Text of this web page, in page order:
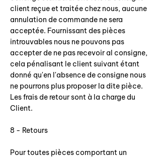
client reçue et traitée chez nous, aucune
annulation de commande ne sera
acceptée. Fournissant des pièces
introuvables nous ne pouvons pas
accepter de ne pas recevoir al consigne,
cela pénalisant le client suivant étant
donné qu'en l'absence de consigne nous
ne pourrons plus proposer la dite pièce.
Les frais de retour sont à la charge du
Client.
8 - Retours
Pour toutes pièces comportant un